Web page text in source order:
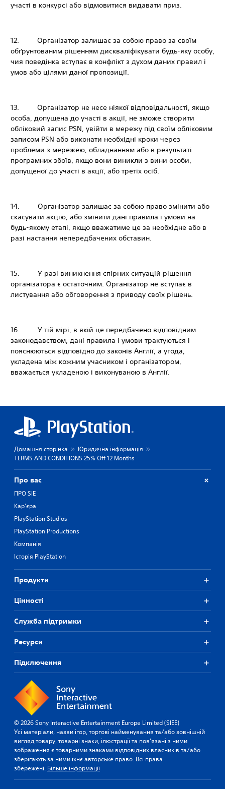
участі в конкурсі або відмовитися видавати приз.
12. Організатор залишає за собою право за своїм
обґрунтованим рішенням дискваліфікувати будь-яку особу,
чия поведінка вступає в конфлікт з духом даних правил і
умов або цілями даної пропозиції.
13. Організатор не несе ніякої відповідальності, якщо
особа, допущена до участі в акції, не зможе створити
обліковий запис PSN, увійти в мережу під своїм обліковим
записом PSN або виконати необхідні кроки через
проблеми з мережею, обладнанням або в результаті
програмних збоїв, якщо вони виникли з вини особи,
допущеної до участі в акції, або третіх осіб.
14. Організатор залишає за собою право змінити або
скасувати акцію, або змінити дані правила і умови на
будь-якому етапі, якщо вважатиме це за необхідне або в
разі настання непередбачених обставин.
15. У разі виникнення спірних ситуацій рішення
організатора є остаточним. Організатор не вступає в
листування або обговорення з приводу своїх рішень.
16. У тій мірі, в якій це передбачено відповідним
законодавством, дані правила і умови трактуються і
пояснюються відповідно до законів Англії, а угода,
укладена між кожним учасником і організатором,
вважається укладеною і виконуваною в Англії.
Домашня сторінка
Юридична інформація
TERMS AND CONDITIONS 25% Off 12 Months
Про вас
ПРО SIE
Кар'єра
PlayStation Studios
PlayStation Productions
Компанія
Історія PlayStation
Продукти
Цiнностi
Служба підтримки
Ресурси
Підключення
© 2026 Sony Interactive Entertainment Europe Limited (SIEE)
Усі матеріали, назви ігор, торгові найменування та/або зовнішній
вигляд товару, товарні знаки, ілюстрації та пов'язані з ними
зображення є товарними знаками відповідних власників та/або
зберігають за ними їхнє авторське право. Всі права
збережені. Більше інформації